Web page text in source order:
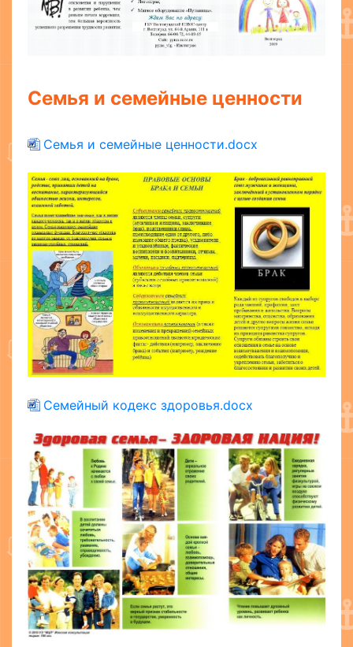
Семья и семейные ценности
Семья и семейные ценности.docx
Семейный кодекс здоровья.docx